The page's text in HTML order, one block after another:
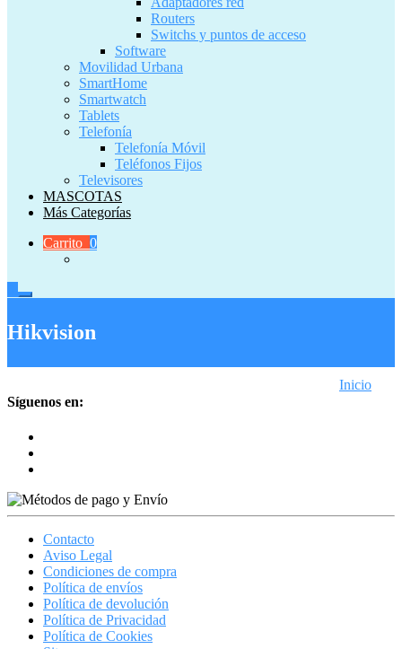
Routers
Switchs y puntos de acceso
Software
Movilidad Urbana
SmartHome
Smartwatch
Tablets
Telefonía
Telefonía Móvil
Teléfonos Fijos
Televisores
MASCOTAS
Más Categorías
Carrito 0
Hikvision
Inicio
Síguenos en:
Contacto
Aviso Legal
Condiciones de compra
Política de envíos
Política de devolución
Política de Privacidad
Política de Cookies